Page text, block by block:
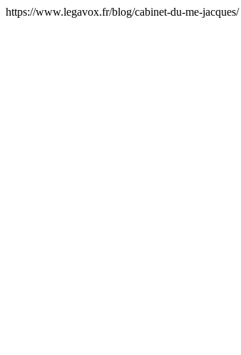
https://www.legavox.fr/blog/cabinet-du-me-jacques/